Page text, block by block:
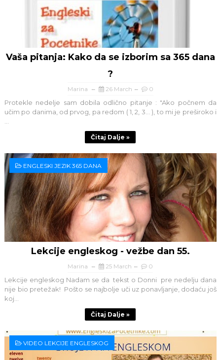
Vaša pitanja: Kako da se izborim sa 365 dana
?
Marina 26 March 0
Protekle nedelje sam dobila odlično pitanje : "Ako počnem da
učim po danima, od prvog, pa redom ( 1, 2, 3... ), to mi je preširoko i
...
Čitaj Dalje »
ENGLESKI JEZIK 365 DANA
Lekcije engleskog - vežbe dan 55.
Marina 25 March 0
Lekcije engleskog Nadam se da tekst o Donni pre nedelju dana
nije bio pretežak! Pošto se najbolje uči uz ponavljanje, dodaću još
koj...
Čitaj Dalje »
VIDEO LEKCIJE ENGLESKOG